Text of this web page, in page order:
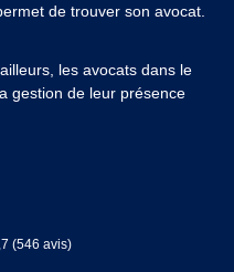
de trouver son avocat.
les avocats dans le
gestion de leur présence
(546 avis)